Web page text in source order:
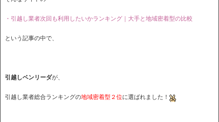
・引越し業者次回も利用したいかランキング｜大手と地域密着型の比較
という記事の中で、
引越しベンリーダが、
引越し業者総合ランキングの地域密着型２位に選ばれました！